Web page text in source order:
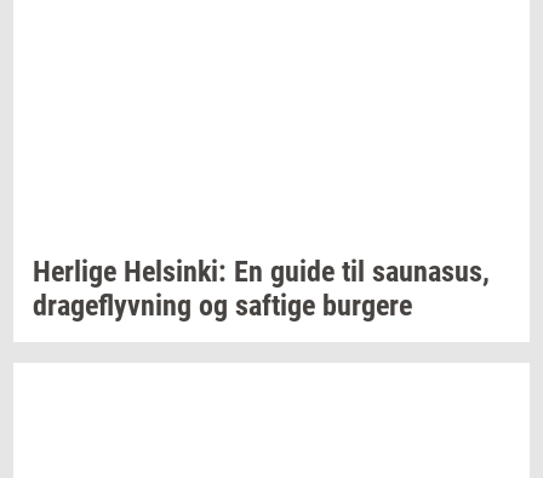
Her­li­ge Hels­inki: En guide til sau­nasus,
drage­flyv­ning og saf­ti­ge bur­ge­re